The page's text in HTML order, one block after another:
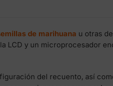
de marihuana u otras
LCD y un microprocesador
del recuento, así